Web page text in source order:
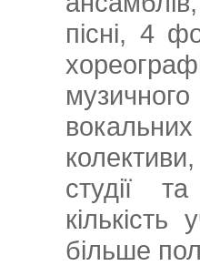
пісні, 4
студії
кількість
більше